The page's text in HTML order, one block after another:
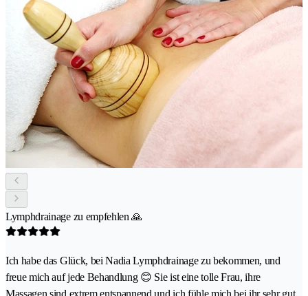
Lymphdrainage zu empfehlen 🙏
Ich habe das Glück, bei Nadia Lymphdrainage zu bekommen, und
freue mich auf jede Behandlung 😊 Sie ist eine tolle Frau, ihre